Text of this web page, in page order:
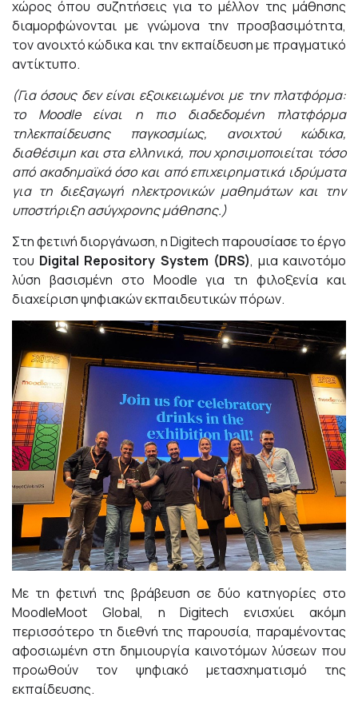
χώρος όπου συζητήσεις για το μέλλον της μάθησης
διαμορφώνονται με γνώμονα την προσβασιμότητα,
τον ανοιχτό κώδικα και την εκπαίδευση με πραγματικό
αντίκτυπο.
(Για όσους δεν είναι εξοικειωμένοι με την πλατφόρμα:
το Moodleείναι η πιο διαδεδομένη πλατφόρμα
τηλεκπαίδευσης παγκοσμίως, ανοιχτού κώδικα,
διαθέσιμη και στα ελληνικά, που χρησιμοποιείται τόσο
από ακαδημαϊκά όσο και από επιχειρηματικά ιδρύματα
για τη διεξαγωγή ηλεκτρονικών μαθημάτων και την
υποστήριξη ασύγχρονης μάθησης.)
Στη φετινή διοργάνωση, η Digitech παρουσίασε το έργο
του Digital Repository System (DRS), μια καινοτόμο
λύση βασισμένη στο Moodle για τη φιλοξενία και
διαχείριση ψηφιακών εκπαιδευτικών πόρων.
Με τη φετινή της βράβευση σε δύο κατηγορίες στο
MoodleMoot Global, η Digitech ενισχύει ακόμη
περισσότερο τη διεθνή της παρουσία, παραμένοντας
αφοσιωμένη στη δημιουργία καινοτόμων λύσεων που
προωθούν τον ψηφιακό μετασχηματισμό της
εκπαίδευσης.